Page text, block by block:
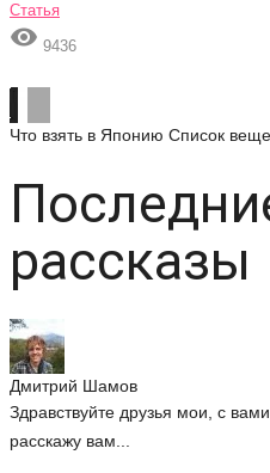
Статья
 9436
Что взять в Японию Список
рассказы
Дмитрий Шамов
Здравствуйте друзья мои, с
расскажу вам...